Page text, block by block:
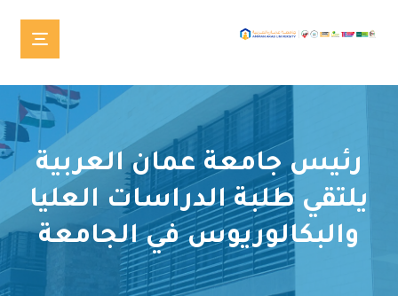
رئيس جامعة عمان العربية
يلتقي طلبة الدراسات العليا
والبكالوريوس في الجامعة